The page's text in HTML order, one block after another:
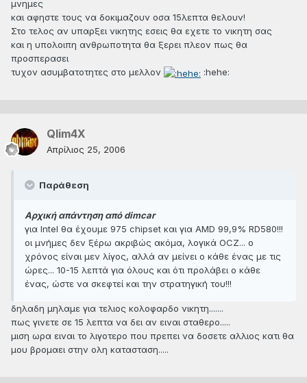
μνημες
και αφηστε τους να δοκιμαζουν οσα 15λεπτα θελουν!
Στο τελος αν υπαρξει νικητης εσεις θα εχετε το νικητη σας
και η υπολοιπη ανθρωποτητα θα ξερει πλεον πως θα
προσπερασει
τυχον ασυμβατοτητες στο μελλον
:hehe:
Qlim4X
Απρίλιος 25, 2006
Παράθεση
Αρχική απάντηση από dimcar
για Intel θα έχουμε 975 chipset και για AMD 99,9% RD580!!!
οι μνήμες δεν ξέρω ακριβώς ακόμα, λογικά OCZ... ο
χρόνος είναι μεν λίγος, αλλά αν μείνει ο κάθε ένας με τις
ώρες... 10-15 λεπτά για όλους και ότι προλάβει ο κάθε
ένας, ώστε να σκεφτεί και την στρατηγική του!!!
δηλαδη μηλαμε για τελιος κολοφαρδο νικητη.......
πως γινετε σε 15 λεπτα να δει αν ειναι σταθερο.....
μιση ωρα ειναι το λιγοτερο που πρεπει να δοσετε αλλιος κατι θα
μου βρομαει στην ολη κατασταση.....